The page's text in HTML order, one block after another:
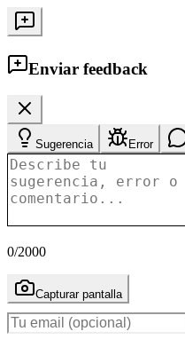
Enviar feedback
Sugerencia Error
0/2000
Capturar pantalla